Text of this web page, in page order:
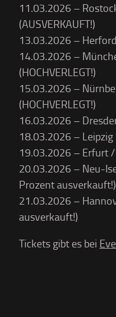
11.03.2026 –
(AUSVERKAUFT!)
13.03.2026 –
14.03.2026 –
(HOCHVERLEGT!)
15.03.2026 –
(HOCHVERLEGT!)
16.03.2026 –
18.03.2026 –
19.03.2026 – Erfurt /
20.03.2026 – Neu-
Prozent ausverkauft!)
21.03.2026 –
ausverkauft!)
Tickets gibt es bei